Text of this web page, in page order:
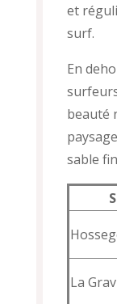
et
surf.
En
beauté
sable
La